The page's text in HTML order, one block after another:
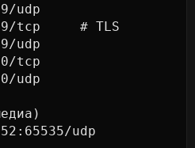
udp
tcp     # TLS
udp
tcp
udp
udp